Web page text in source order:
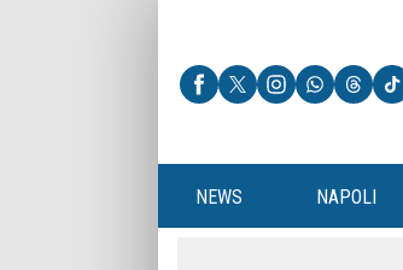
NEWS NAPOLI